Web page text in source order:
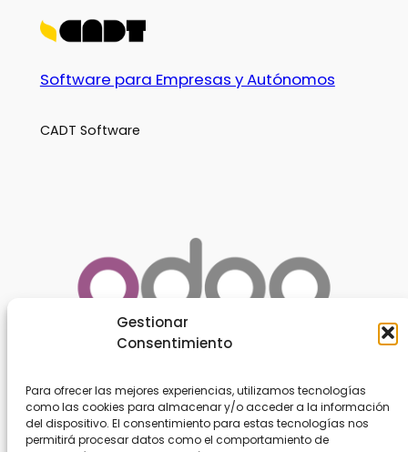
Gestionar
Consentimiento
Para ofrecer las mejores experiencias, utilizamos tecnologías
como las cookies para almacenar y/o acceder a la información
del dispositivo. El consentimiento para estas tecnologías nos
permitirá procesar datos como el comportamiento de
Software para Empresas y Autónomos
CADT Software
Acerca de Privacidad